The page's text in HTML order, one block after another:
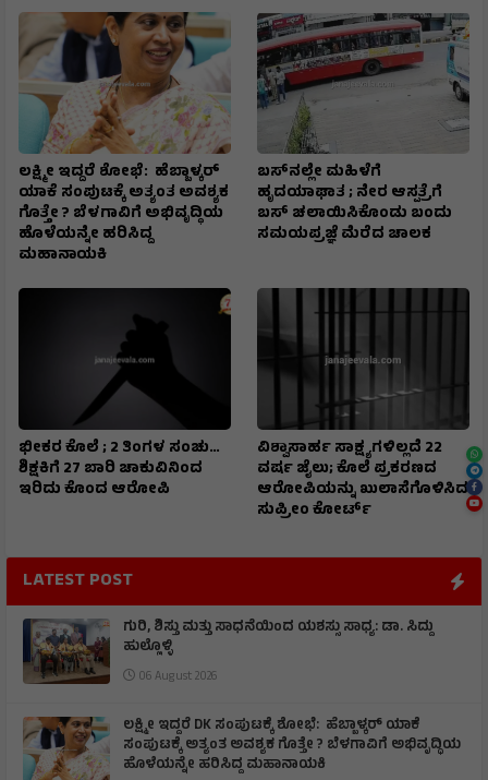
ಲಕ್ಷ್ಮೀ ಇದ್ದರೆ ಶೋಭೆ: ಹೆಬ್ಬಾಳ್ಕರ್
ಯಾಕೆ ಸಂಪುಟಕ್ಕೆ ಅತ್ಯಂತ ಅವಶ್ಯಕ
ಗೊತ್ತೇ ? ಬೆಳಗಾವಿಗೆ ಅಭಿವೃದ್ಧಿಯ
ಹೊಳೆಯನ್ನೇ ಹರಿಸಿದ್ದ
ಮಹಾನಾಯಕಿ
ಬಸ್‌ನಲ್ಲೇ ಮಹಿಳೆಗೆ
ಹೃದಯಾಘಾತ ; ನೇರ ಆಸ್ಪತ್ರೆಗೆ
ಬಸ್‌ ಚಲಾಯಿಸಿಕೊಂಡು ಬಂದು
ಸಮಯಪ್ರಜ್ಞೆ ಮೆರೆದ ಚಾಲಕ
ಭೀಕರ ಕೊಲೆ ; 2 ತಿಂಗಳ ಸಂಚು…
ಶಿಕ್ಷಕಿಗೆ 27 ಬಾರಿ ಚಾಕುವಿನಿಂದ
ಇರಿದು ಕೊಂದ ಆರೋಪಿ
ವಿಶ್ವಾಸಾರ್ಹ ಸಾಕ್ಷ್ಯಗಳಿಲ್ಲದೆ 22
ವರ್ಷ ಜೈಲು; ಕೊಲೆ ಪ್ರಕರಣದ
ಆರೋಪಿಯನ್ನು ಖುಲಾಸೆಗೊಳಿಸಿದ
ಸುಪ್ರೀಂ ಕೋರ್ಟ್
LATEST POST
ಗುರಿ, ಶಿಸ್ತು ಮತ್ತು ಸಾಧನೆಯಿಂದ ಯಶಸ್ಸು ಸಾಧ್ಯ: ಡಾ. ಸಿದ್ದು
ಹುಲ್ಲೊಳ್ಳಿ
06 August 2026
ಲಕ್ಷ್ಮೀ ಇದ್ದರೆ DK ಸಂಪುಟಕ್ಕೆ ಶೋಭೆ: ಹೆಬ್ಬಾಳ್ಕರ್ ಯಾಕೆ
ಸಂಪುಟಕ್ಕೆ ಅತ್ಯಂತ ಅವಶ್ಯಕ ಗೊತ್ತೇ ? ಬೆಳಗಾವಿಗೆ ಅಭಿವೃದ್ಧಿಯ
ಹೊಳೆಯನ್ನೇ ಹರಿಸಿದ್ದ ಮಹಾನಾಯಕಿ